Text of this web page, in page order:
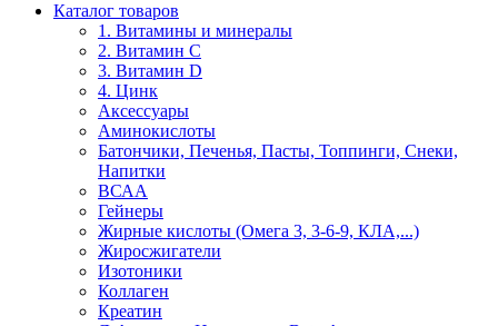
Каталог товаров
1. Витамины и минералы
2. Витамин С
3. Витамин D
4. Цинк
Аксессуары
Аминокислоты
Батончики, Печенья, Пасты, Топпинги, Снеки,
Напитки
ВСАА
Гейнеры
Жирные кислоты (Омега 3, 3-6-9, КЛА,...)
Жиросжигатели
Изотоники
Коллаген
Креатин